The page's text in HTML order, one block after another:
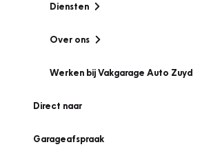
Diensten
Over ons
Werken bij Vakgarage Auto Zuyd
Direct naar
Garageafspraak